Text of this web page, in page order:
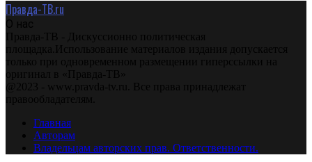
Правда-ТВ.ru
О нас
Правда-ТВ - Дискуссионно политическая
площадка.Использование материалов издания допускается
только при одновременном размещении гиперссылки на
оригинал в «Правда-ТВ»
@2023 - www.pravda-tv.ru. Все права принадлежат
правообладателям.
Главная
Авторам
Владельцам авторских прав. Ответственности.